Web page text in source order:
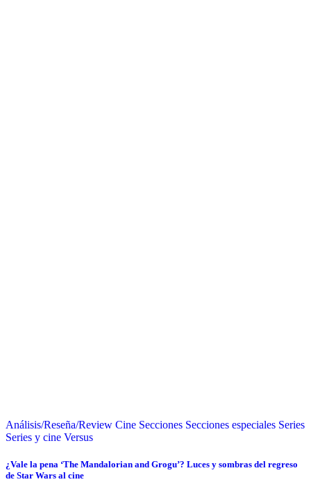
Análisis/Reseña/Review Cine Secciones Secciones especiales Series
Series y cine Versus
¿Vale la pena ‘The Mandalorian and Grogu’? Luces y sombras del regreso
de Star Wars al cine